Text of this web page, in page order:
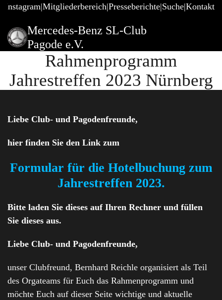
Mitgliederbereich Presseberichte Suche Kontakt
Mercedes-Benz SL-Club
Pagode e.V.
Rahmenprogramm
Jahrestreffen 2023 Nürnberg
Liebe Club- und Pagodenfreunde,
hier finden Sie den Link zum
Formular für die Hotelbuchung zum
Jahrestreffen 2023.
Bitte laden Sie dieses auf Ihren Rechner und füllen
Sie dieses aus.
Liebe Club- und Pagodenfreunde,
unser Clubfreund, Bernhard Reichle organisiert als Teil
des Orgateams für Euch das Rahmenprogramm und
möchte Euch auf dieser Seite wichtige und aktuelle